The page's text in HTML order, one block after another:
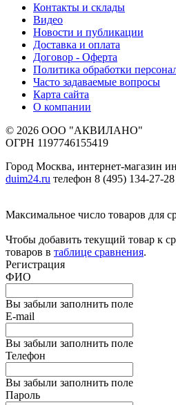
Контакты и склады
Видео
Новости и публикации
Доставка и оплата
Договор - Оферта
Политика обработки
Часто задаваемые вопросы
Карта сайта
О компании
© 2026 ООО "АКВИЛАНО"
ОГРН 1197746155419
Город Москва, интернет-магазин
duim24.ru телефон 8 (495) 134-27-28
Максимальное число товаров для
Чтобы добавить текущий товар к
товаров в таблице сравнения.
Регистрация
ФИО
Вы забыли заполнить поле
E-mail
Вы забыли заполнить поле
Телефон
Вы забыли заполнить поле
Пароль